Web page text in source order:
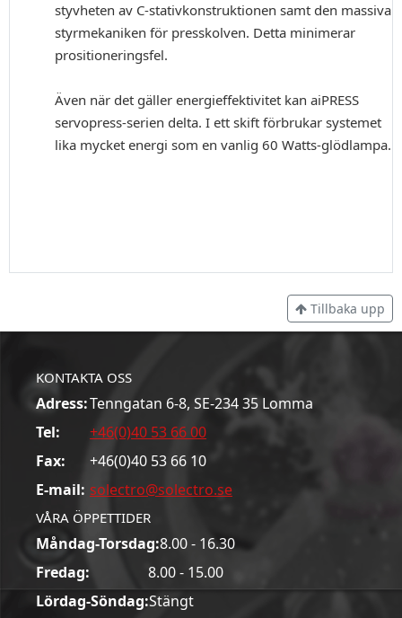
styvheten av C-stativkonstruktionen samt den massiva
styrmekaniken för presskolven. Detta minimerar
prositioneringsfel.
Även när det gäller energieffektivitet kan aiPRESS
servopress-serien delta. I ett skift förbrukar systemet
lika mycket energi som en vanlig 60 Watts-glödlampa.
Tillbaka upp
KONTAKTA OSS
Adress:Tenngatan 6-8, SE-234 35 Lomma
Tel:
+46(0)40 53 66 00
Fax:
+46(0)40 53 66 10
E-mail: solectro@solectro.se
VÅRA ÖPPETTIDER
Måndag-Torsdag:8.00 - 16.30
Fredag:
8.00 - 15.00
Lördag-Söndag:Stängt